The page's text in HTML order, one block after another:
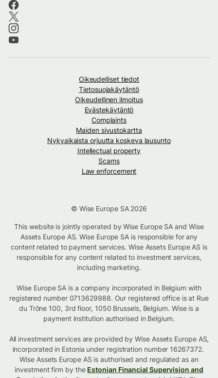
Oikeudelliset tiedot
Tietosuojakäytäntö
Oikeudellinen ilmoitus
Evästekäytäntö
Complaints
Maiden sivustokartta
Nykyaikaista orjuutta koskeva lausunto
Intellectual property
Scams
Law enforcement
© Wise Europe SA 2026
This website is jointly operated by Wise Europe SA and Wise
Assets Europe AS. Wise Europe SA is responsible for any
content related to payment services. Wise Assets Europe AS is
responsible for any content related to investment services,
including marketing.
Wise Europe SA is a company incorporated in Belgium with
registered number 0713629988. Our registered office is at Rue
du Trône 100, 3rd floor, 1050 Brussels, Belgium. Wise is a
payment institution authorised in Belgium.
All investment services are provided by Wise Assets Europe AS,
incorporated in Estonia under registration number 16267372.
Wise Assets Europe AS is authorised and regulated as an
investment firm by the Estonian Financial Supervision and